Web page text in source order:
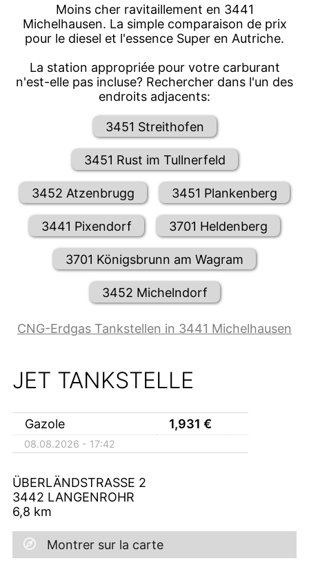
Moins cher ravitaillement en 3441
Michelhausen. La simple comparaison de prix
pour le diesel et l'essence Super en Autriche.
La station appropriée pour votre carburant
n'est-elle pas incluse? Rechercher dans l'un des
endroits adjacents:
3451 Streithofen
3451 Rust im Tullnerfeld
3452 Atzenbrugg 3451 Plankenberg
3441 Pixendorf 3701 Heldenberg
3701 Königsbrunn am Wagram
3452 Michelndorf
CNG-Erdgas Tankstellen in 3441 Michelhausen
JET TANKSTELLE
Gazole 1,931 €
08.08.2026 - 17:42
ÜBERLÄNDSTRASSE 2
3442 LANGENROHR
6,8 km
Montrer sur la carte